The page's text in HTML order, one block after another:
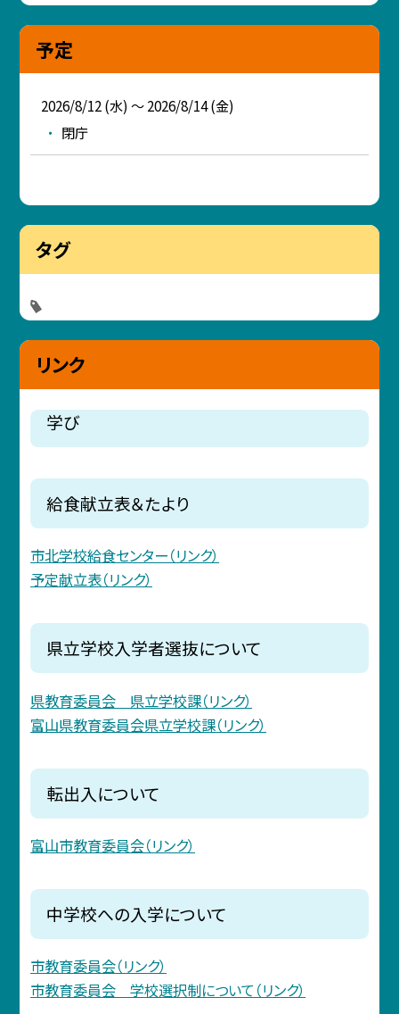
予定
2026/8/12 (水) ～ 2026/8/14 (金)
閉庁
タグ
リンク
学び
給食献立表＆たより
市北学校給食センター（リンク）
予定献立表（リンク）
県立学校入学者選抜について
県教育委員会 県立学校課（リンク）
富山県教育委員会県立学校課（リンク）
転出入について
富山市教育委員会（リンク）
中学校への入学について
市教育委員会（リンク）
市教育委員会 学校選択制について（リンク）